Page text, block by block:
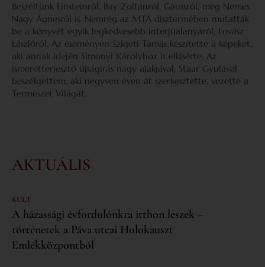
Beszéltünk Einsteinről, Bay Zoltánról, Gaussról, még Nemes
Nagy Ágnesről is. Nemrég az MTA dísztermében mutatták
be a könyvét egyik legkedvesebb interjúalanyáról, Lovász
Lászlóról. Az eseményen Szigeti Tamás készítette a képeket,
aki annak idején Simonyi Károlyhoz is elkísérte. Az
ismeretterjesztő újságírás nagy alakjával, Staar Gyulával
beszélgettem, aki negyven éven át szerkesztette, vezette a
Természet Világát.
AKTUÁLIS
KULT
A házassági évfordulónkra itthon leszek –
történetek a Páva utcai Holokauszt
Emlékközpontból